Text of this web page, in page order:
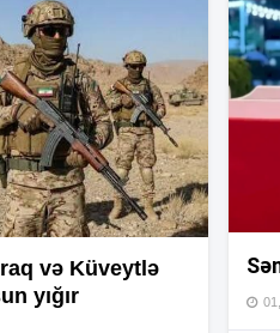
və Küveytlə
yığır